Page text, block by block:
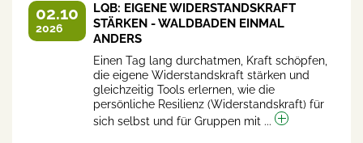
02.10
2026
LQB: EIGENE WIDERSTANDSKRAFT
STÄRKEN - WALDBADEN EINMAL
ANDERS
Einen Tag lang durchatmen, Kraft schöpfen,
die eigene Widerstandskraft stärken und
gleichzeitig Tools erlernen, wie die
persönliche Resilienz (Widerstandskraft) für
sich selbst und für Gruppen mit ...